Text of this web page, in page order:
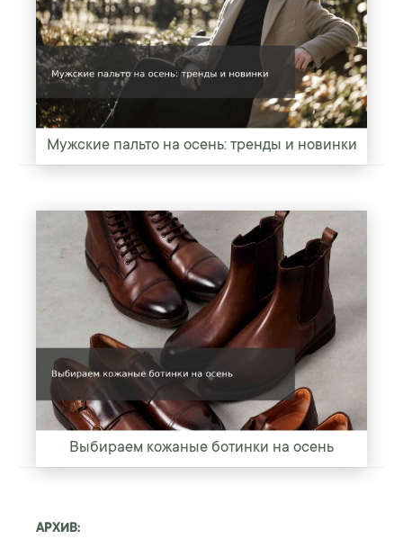
Мужские пальто на осень: тренды и новинки
Выбираем кожаные ботинки на осень
АРХИВ: